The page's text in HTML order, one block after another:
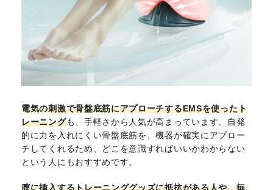
電気の刺激で骨盤底筋にアプローチするEMSを使ったト
レーニングも、手軽さから人気が高まっています。自発
的に力を入れにくい骨盤底筋を、機器が確実にアプロー
チしてくれるため、どこを意識すればいいかわからない
という人にもおすすめです。
膣に挿入するトレーニンググッズに抵抗がある人や、毎